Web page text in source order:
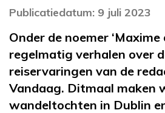
Publicatiedatum: 9 juli 2023
Onder de noemer ‘Maxime
regelmatig verhalen over
reiservaringen van de
Vandaag. Ditmaal maken
wandeltochten in Dublin